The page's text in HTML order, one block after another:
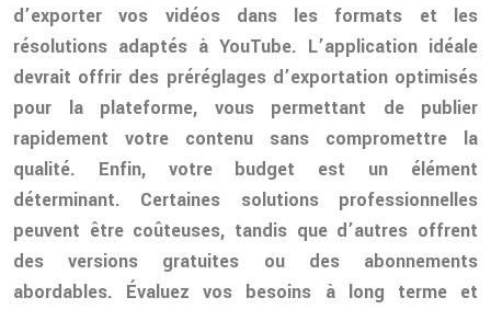
d’exporter vos vidéos dans les formats et les
résolutions adaptés à YouTube. L’application idéale
devrait offrir des préréglages d’exportation optimisés
pour la plateforme, vous permettant de publier
rapidement votre contenu sans compromettre la
qualité. Enfin, votre budget est un élément
déterminant. Certaines solutions professionnelles
peuvent être coûteuses, tandis que d’autres offrent
des versions gratuites ou des abonnements
abordables. Évaluez vos besoins à long terme et